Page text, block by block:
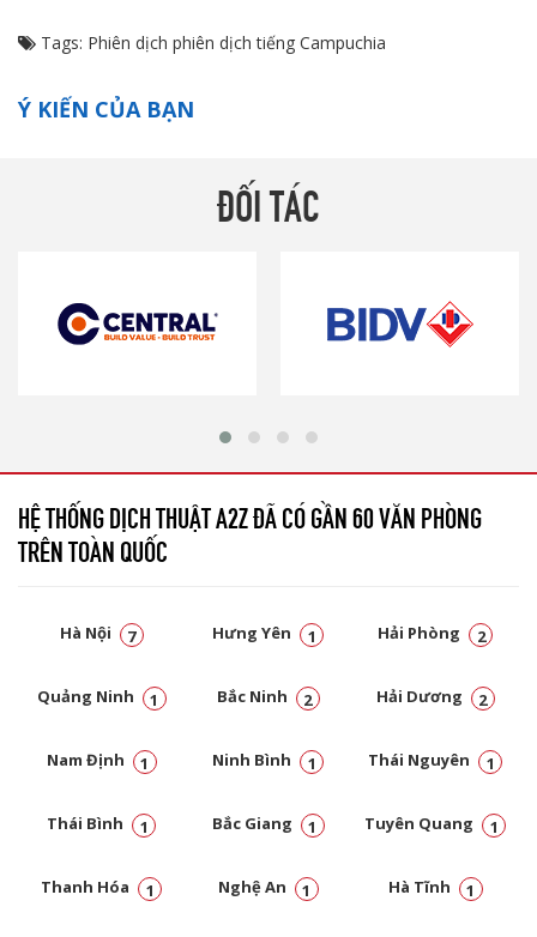
Tags: Phiên dịch phiên dịch tiếng Campuchia
Ý KIẾN CỦA BẠN
ĐỐI TÁC
HỆ THỐNG DỊCH THUẬT A2Z ĐÃ CÓ GẦN 60 VĂN PHÒNG
TRÊN TOÀN QUỐC
Hà Nội 7 Hưng Yên 1 Hải Phòng 2
Quảng Ninh 1 Bắc Ninh 2 Hải Dương 2
Nam Định 1 Ninh Bình 1 Thái Nguyên 1
Thái Bình 1 Bắc Giang 1 Tuyên Quang 1
Thanh Hóa 1 Nghệ An 1 Hà Tĩnh 1